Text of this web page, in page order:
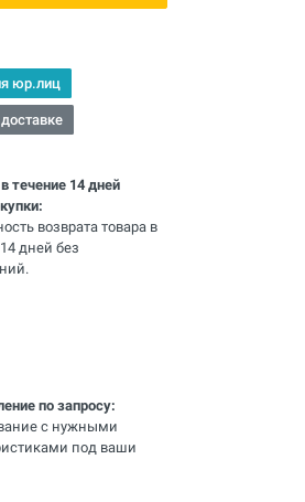
юр.лиц
течение 14 дней
возврата товара в
дней без
по запросу:
с нужными
под ваши